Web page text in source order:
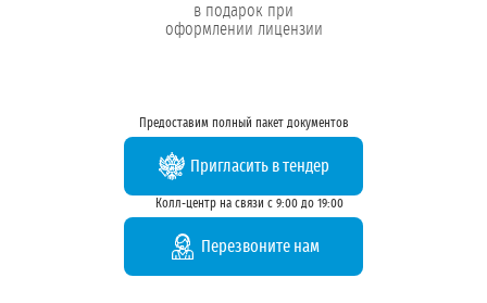
в подарок при
оформлении лицензии
Предоставим полный пакет документов
Пригласить в тендер
Колл-центр на связи с 9:00 до 19:00
Перезвоните нам